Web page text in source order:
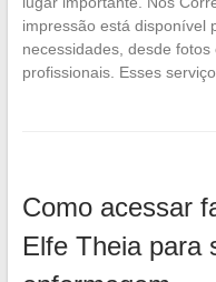
impressão está disponível
necessidades, desde
profissionais. Esses
Como acessar
Elfe Theia para